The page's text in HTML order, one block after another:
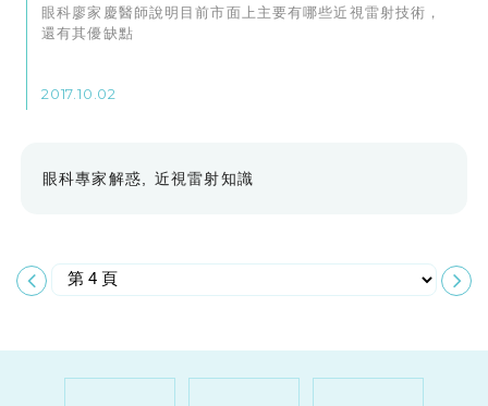
眼科廖家慶醫師說明目前市面上主要有哪些近視雷射技術，
還有其優缺點
2017.10.02
眼科專家解惑 近視雷射知識